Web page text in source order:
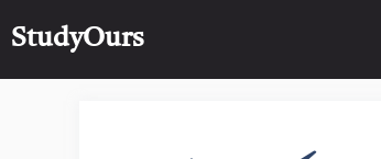
toStudyOurs